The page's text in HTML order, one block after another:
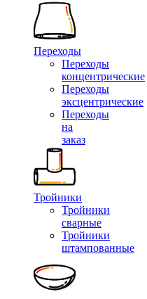
Переходы
Переходы
концентрические
Переходы
эксцентрические
Переходы
на
заказ
Тройники
Тройники
сварные
Тройники
штампованные